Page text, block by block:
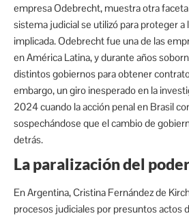
empresa Odebrecht, muestra otra
sistema judicial se utilizó para proteger a
implicada. Odebrecht fue una de las
en América Latina, y durante años
distintos gobiernos para obtener
embargo, un giro inesperado en la
2024 cuando la acción penal en Brasil
sospechándose que el cambio de
detrás.
La paralización del
En Argentina, Cristina Fernández de
procesos judiciales por presuntos actos